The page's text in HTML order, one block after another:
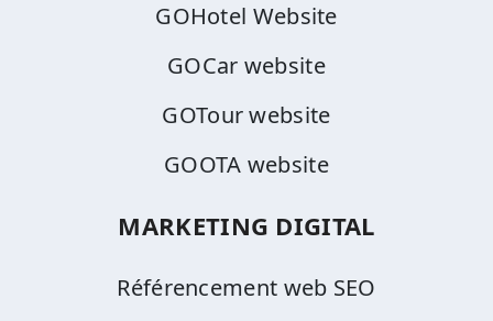
GOHotel Website
GOCar website
GOTour website
GOOTA website
MARKETING DIGITAL
Référencement web SEO